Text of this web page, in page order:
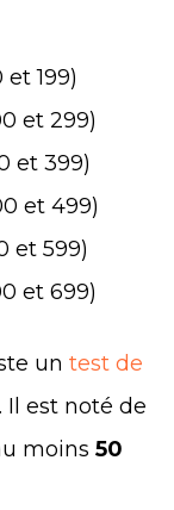
199)
et 299)
et 399)
et 499)
et 599)
et 699)
un test de
. Il est noté de
moins 50